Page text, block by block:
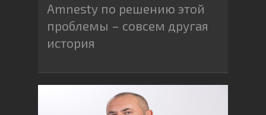
Amnesty по решению этой
проблемы – совсем другая
история